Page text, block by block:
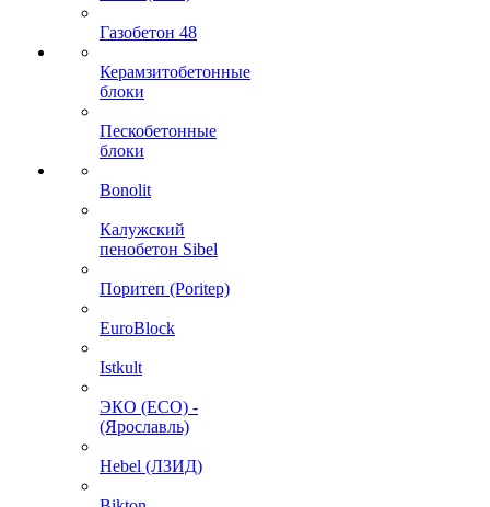
Газобетон 48
Керамзитобетонные
блоки
Пескобетонные
блоки
Bonolit
Калужский
пенобетон Sibel
Поритеп (Poritep)
EuroBlock
Istkult
ЭКО (ECO) -
(Ярославль)
Hebel (ЛЗИД)